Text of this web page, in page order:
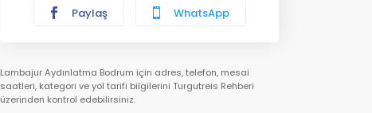
Paylaş
WhatsApp
Lambajur Aydınlatma Bodrum için adres, telefon, mesai
saatleri, kategori ve yol tarifi bilgilerini Turgutreis Rehberi
üzerinden kontrol edebilirsiniz.